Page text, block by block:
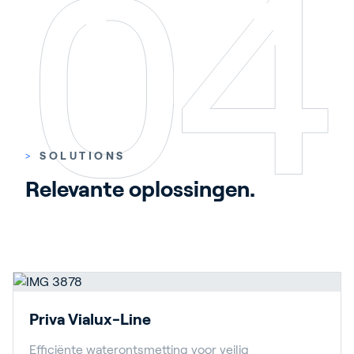
> SOLUTIONS
Relevante oplossingen.
Priva Vialux-Line
Efficiënte waterontsmetting voor veilig